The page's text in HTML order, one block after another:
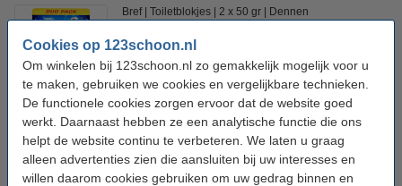
Cookies op 123schoon.nl
Om winkelen bij 123schoon.nl zo gemakkelijk mogelijk voor u
te maken, gebruiken we cookies en vergelijkbare technieken.
De functionele cookies zorgen ervoor dat de website goed
werkt. Daarnaast hebben ze een analytische functie die ons
helpt de website continu te verbeteren. We laten u graag
alleen advertenties zien die aansluiten bij uw interesses en
willen daarom cookies gebruiken om uw gedrag binnen en
Bref Toiletblokjes 2 x 50 gr Dennen
Bekijk de specificaties en beschrijving
Direct leverbaar
Morgen in huis
€ 2,99 Bestellen
Aanbieding: